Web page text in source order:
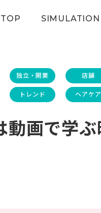
TOP SIMULATION
独立・開業 店舗
トレンド ヘアケア
動画で学